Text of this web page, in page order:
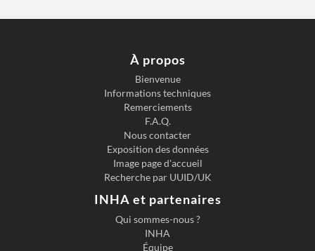
À propos
Bienvenue
Informations techniques
Remerciements
F.A.Q.
Nous contacter
Exposition des données
Image page d'accueil
Recherche par UUID/UK
INHA et partenaires
Qui sommes-nous ?
INHA
Équipe